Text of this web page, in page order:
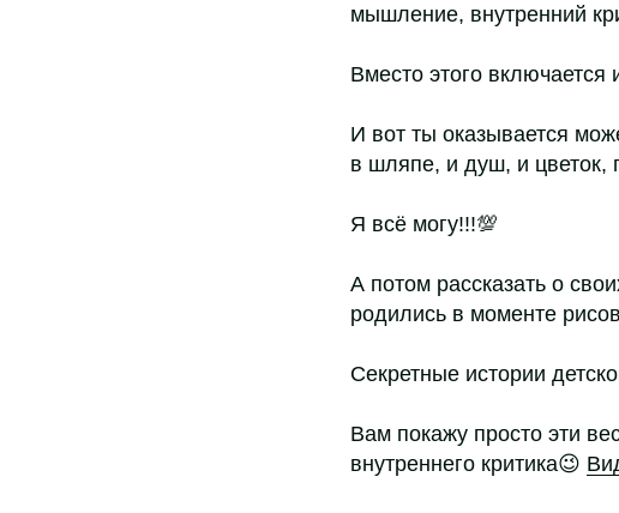
мышление, внутренний
Вместо этого включается
И вот ты оказывается
в шляпе, и душ, и цветок,
Я всё могу!!!💯
А потом рассказать о
родились в моменте
Секретные истории
Вам покажу просто эти
внутреннего критика😉